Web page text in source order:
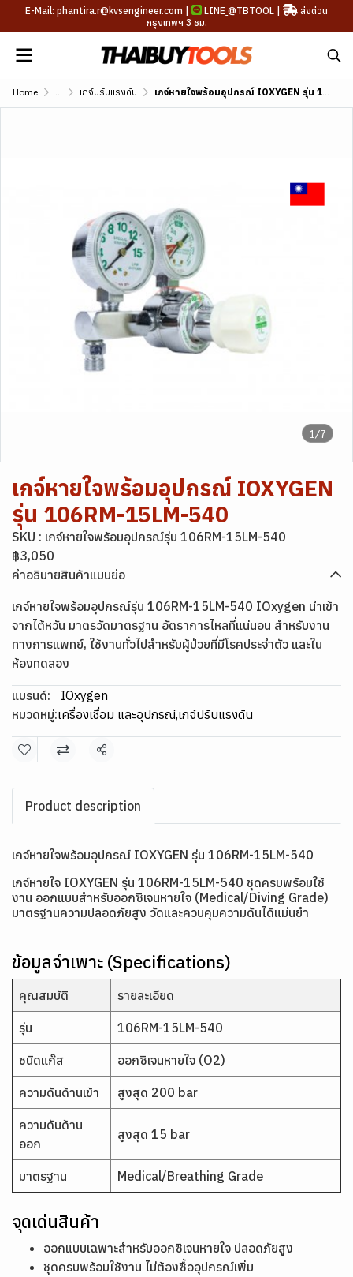
E-Mail: phantira.r@kvsengineer.com | LINE @TBTOOL |
ส่งด่วน
กรุงเทพฯ 3 ชม.
Home ... เกจ์ปรับแรงดัน เกจ์หายใจพร้อมอุปกรณ์ IOXYGEN รุ่น 106RM-15LM-540
1/7
เกจ์หายใจพร้อมอุปกรณ์ IOXYGEN
รุ่น 106RM-15LM-540
SKU : เกจ์หายใจพร้อมอุปกรณ์รุ่น 106RM-15LM-540
฿3,050
คำอธิบายสินค้าแบบย่อ
เกจ์หายใจพร้อมอุปกรณ์รุ่น 106RM-15LM-540 IOxygen นำเข้า
จากไต้หวัน มาตรวัดมาตรฐาน อัตราการไหลที่แน่นอน สําหรับงาน
ทางการแพทย์, ใช้งานทั่วไปสำหรับผู้ป่วยที่มีโรคประจำตัว และใน
ห้องทดลอง
แบรนด์:
IOxygen
หมวดหมู่:เครื่องเชื่อม และอุปกรณ์,เกจ์ปรับแรงดัน
แชร์
Product description
เกจ์หายใจพร้อมอุปกรณ์ IOXYGEN รุ่น 106RM-15LM-540
เกจ์หายใจ IOXYGEN รุ่น 106RM-15LM-540 ชุดครบพร้อมใช้
งาน ออกแบบสำหรับออกซิเจนหายใจ (Medical/Diving Grade)
มาตรฐานความปลอดภัยสูง วัดและควบคุมความดันได้แม่นยำ
ข้อมูลจำเพาะ (Specifications)
คุณสมบัติ รายละเอียด
รุ่น 106RM-15LM-540
ชนิดแก๊ส ออกซิเจนหายใจ (O2)
ความดันด้านเข้า สูงสุด 200 bar
ความดันด้าน
ออก
สูงสุด 15 bar
มาตรฐาน Medical/Breathing Grade
จุดเด่นสินค้า
ออกแบบเฉพาะสำหรับออกซิเจนหายใจ ปลอดภัยสูง
ชุดครบพร้อมใช้งาน ไม่ต้องซื้ออุปกรณ์เพิ่ม